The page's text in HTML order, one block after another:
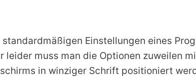
Einstellungen eines
muss man die Optionen zuweilen
in winziger Schrift positioniert